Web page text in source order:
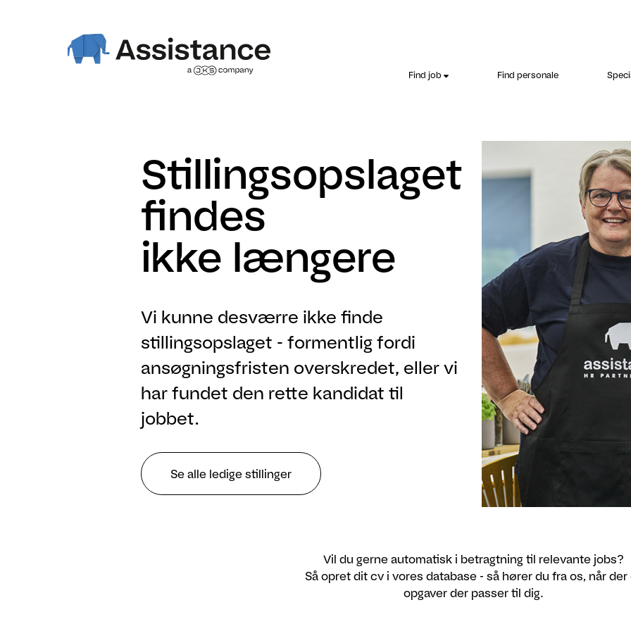
Find job Find personale
Stillingsopslaget
findes
ikke længere
Vi kunne desværre ikke finde
stillingsopslaget - formentlig fordi
ansøgningsfristen overskredet, eller vi
har fundet den rette kandidat til
jobbet.
Se alle ledige stillinger
Vil du gerne automatisk i betragtning til relevante jobs?
Så opret dit cv i vores database - så hører du fra os, når der
opgaver der passer til dig.